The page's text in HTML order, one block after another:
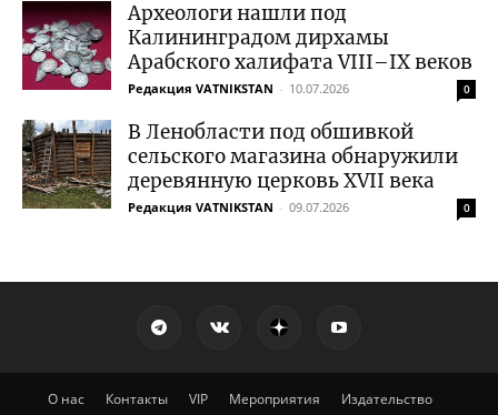
Археологи нашли под
Калининградом дирхамы
Арабского халифата VIII–IX веков
Редакция VATNIKSTAN - 10.07.2026 0
В Ленобласти под обшивкой
сельского магазина обнаружили
деревянную церковь XVII века
Редакция VATNIKSTAN - 09.07.2026 0
О нас Контакты VIP Мероприятия
Издательство